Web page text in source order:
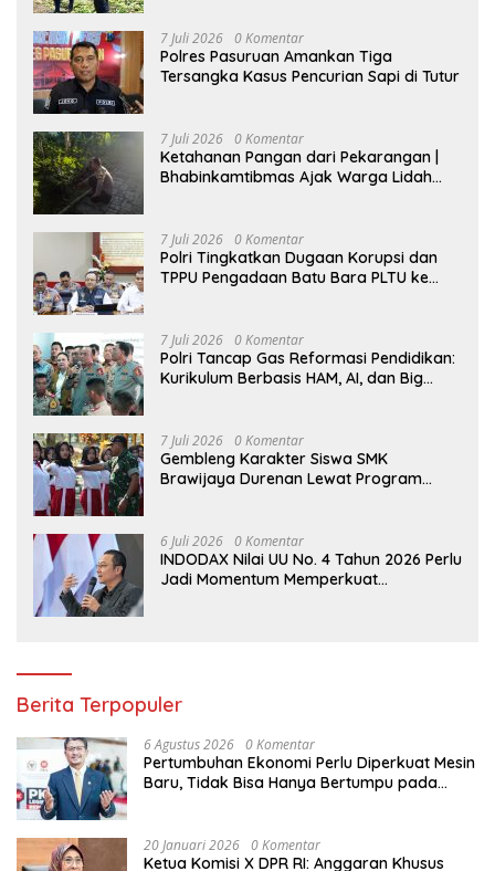
7 Juli 2026 0 Komentar
Polres Pasuruan Amankan Tiga
Tersangka Kasus Pencurian Sapi di Tutur
7 Juli 2026 0 Komentar
Ketahanan Pangan dari Pekarangan |
Bhabinkamtibmas Ajak Warga Lidah
7 Juli 2026 0 Komentar
Polri Tingkatkan Dugaan Korupsi dan
TPPU Pengadaan Batu Bara PLTU ke
7 Juli 2026 0 Komentar
Polri Tancap Gas Reformasi Pendidikan:
Kurikulum Berbasis HAM, AI, dan Big
7 Juli 2026 0 Komentar
Gembleng Karakter Siswa SMK
Brawijaya Durenan Lewat Program
6 Juli 2026 0 Komentar
INDODAX Nilai UU No. 4 Tahun 2026 Perlu
Jadi Momentum Memperkuat
Berita Terpopuler
6 Agustus 2026 0 Komentar
Pertumbuhan Ekonomi Perlu Diperkuat Mesin
Baru, Tidak Bisa Hanya Bertumpu pada
20 Januari 2026 0 Komentar
Ketua Komisi X DPR RI: Anggaran Khusus